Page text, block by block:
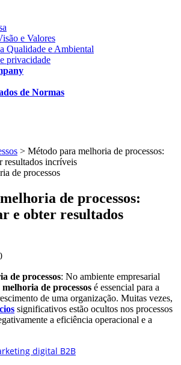
e Valores
Qualidade e Ambiental
privacidade
de Normas
> Método para melhoria de processos:
resultados incríveis
de processos:
e obter resultados
de processos: No ambiente empresarial
melhoria de processos é essencial para a
de uma organização. Muitas vezes,
significativos estão ocultos nos processos
a eficiência operacional e a